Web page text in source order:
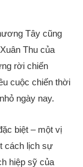
Tây cũng
Thu của
rời chiến
cuộc chiến thời
ngày nay.
biệt – một vị
cách lịch sự
hiệp sỹ của